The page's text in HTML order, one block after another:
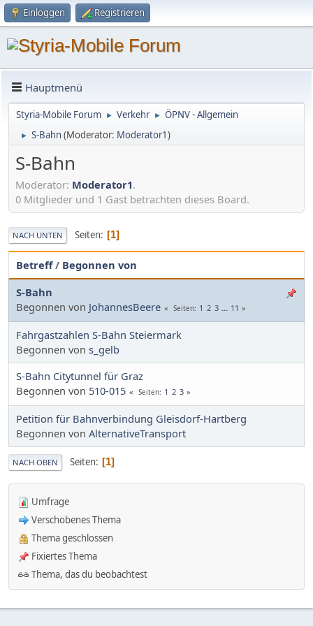
Einloggen Registrieren
Hauptmenü
Styria-Mobile Forum ► Verkehr ► ÖPNV - Allgemein
► S-Bahn (Moderator: Moderator1)
S-Bahn
Moderator: Moderator1.
0 Mitglieder und 1 Gast betrachten dieses Board.
NACH UNTEN Seiten 1
Betreff/ Begonnen von
S-Bahn
Begonnen von JohannesBeere Seiten 1 2 3 ... 11
Fahrgastzahlen S-Bahn Steiermark
Begonnen von s_gelb
S-Bahn Citytunnel für Graz
Begonnen von 510-015 Seiten 1 2 3
Petition für Bahnverbindung Gleisdorf-Hartberg
Begonnen von AlternativeTransport
NACH OBEN Seiten 1
Umfrage
Verschobenes Thema
Thema geschlossen
Fixiertes Thema
Thema, das du beobachtest